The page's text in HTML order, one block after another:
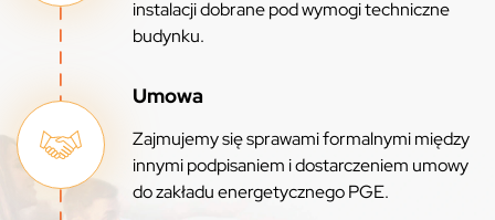
instalacji dobrane pod wymogi techniczne
budynku.
Umowa
Zajmujemy się sprawami formalnymi między
innymi podpisaniem i dostarczeniem umowy
do zakładu energetycznego PGE.